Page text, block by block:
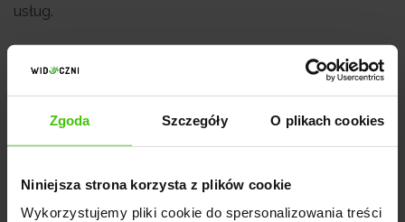
Zgoda Szczegóły O plikach cookies
Niniejsza strona korzysta z plików cookie
Wykorzystujemy pliki cookie do spersonalizowania treści
usług.
Firma stosuje różne środki w celu ochrony
narzędzi jest polityka ochrony prywatności, która
wyjaśnia, jakie dane są gromadzone, w jaki sposób są